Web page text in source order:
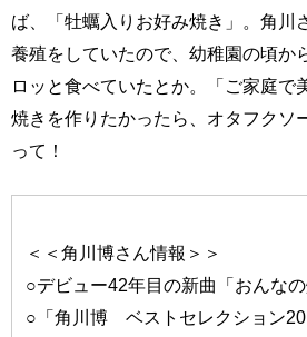
ば、「牡蠣入りお好み焼き」。角川
養殖をしていたので、幼稚園の頃か
ロッと食べていたとか。「ご家庭で
焼きを作りたかったら、オタフクソ
って！
＜＜角川博さん情報＞＞
○デビュー42年目の新曲「おんなの
○「角川博 ベストセレクション